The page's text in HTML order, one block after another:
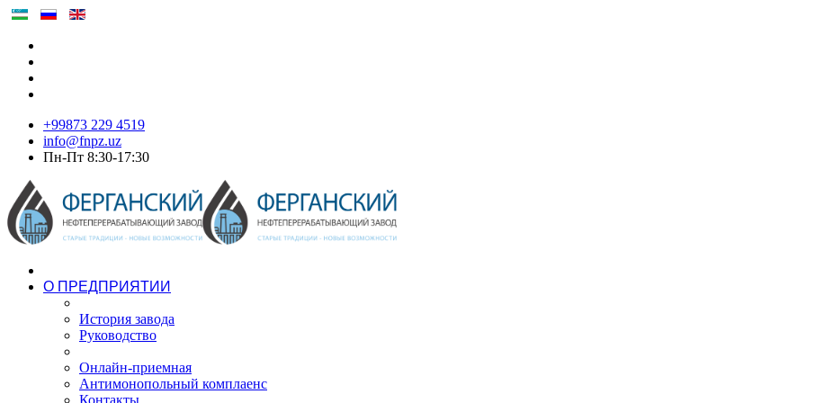
+99873 229 4519
info@fnpz.uz
Пн-Пт 8:30-17:30
О ПРЕДПРИЯТИИ
История завода
Руководство
Онлайн-приемная
Антимонопольный комплаенс
Контакты